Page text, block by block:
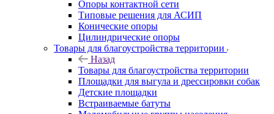
Опоры контактной сети
Типовые решения для АСИП
Конические опоры
Цилиндрические опоры
Товары для благоустройства территории
Назад
Товары для благоустройства территории
Площадки для выгула и дрессировки собак
Детские площадки
Встраиваемые батуты